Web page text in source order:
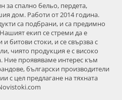
за спално бельо, пердета,
дом. Работи от 2014 година.
са подбрани, и са предимно
екип се стреми да е
и битови стоки, и се свързва с
чиято продукция е с високо
Ние проявяваме интерес към
български производители
с цел предлагане на тяхната